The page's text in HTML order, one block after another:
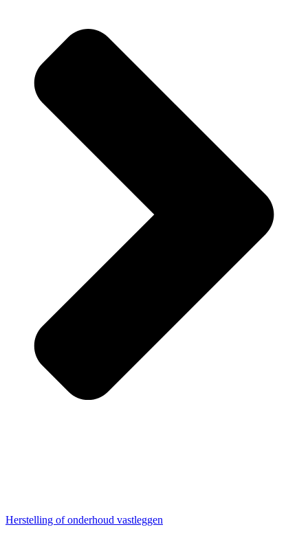
Herstelling of onderhoud vastleggen